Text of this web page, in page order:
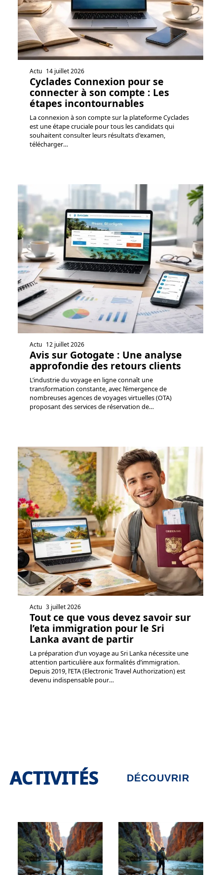
Actu 14 juillet 2026
Cyclades Connexion pour se
connecter à son compte : Les
étapes incontournables
La connexion à son compte sur la plateforme Cyclades
est une étape cruciale pour tous les candidats qui
souhaitent consulter leurs résultats d'examen,
télécharger…
Actu 12 juillet 2026
Avis sur Gotogate : Une analyse
approfondie des retours clients
L’industrie du voyage en ligne connaît une
transformation constante, avec l’émergence de
nombreuses agences de voyages virtuelles (OTA)
proposant des services de réservation de…
Actu 3 juillet 2026
Tout ce que vous devez savoir sur
l’eta immigration pour le Sri
Lanka avant de partir
La préparation d’un voyage au Sri Lanka nécessite une
attention particulière aux formalités d’immigration.
Depuis 2019, l’ETA (Electronic Travel Authorization) est
devenu indispensable pour…
ACTIVITÉS DÉCOUVRIR